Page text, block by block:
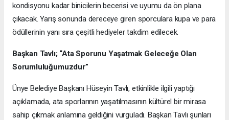
kondisyonu kadar binicilerin becerisi ve uyumu da ön plana
çıkacak. Yarış sonunda dereceye giren sporculara kupa ve para
ödüllerinin yanı sıra çeşitli hediyeler takdim edilecek.
Başkan Tavlı; “Ata Sporunu Yaşatmak Geleceğe Olan
Sorumluluğumuzdur”
Ünye Belediye Başkanı Hüseyin Tavlı, etkinlikle ilgili yaptığı
açıklamada, ata sporlarının yaşatılmasının kültürel bir mirasa
sahip çıkmak anlamına geldiğini vurguladı. Başkan Tavlı şunları